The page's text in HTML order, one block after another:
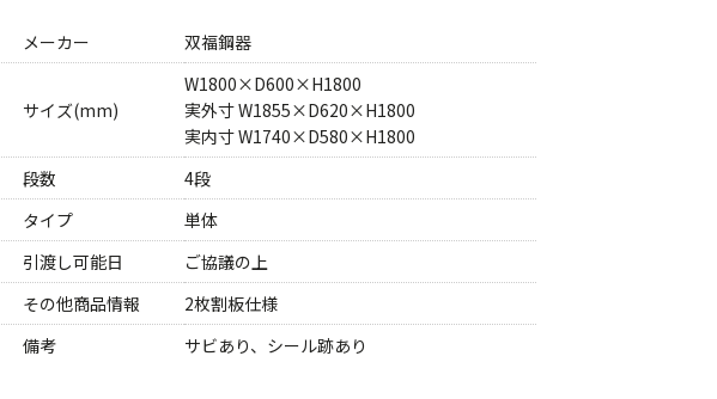
メーカー 双福鋼器
サイズ(mm)
W1800×D600×H1800
実外寸 W1855×D620×H1800
実内寸 W1740×D580×H1800
段数
4段
タイプ
単体
引渡し可能日
ご協議の上
その他商品情報
2枚割板仕様
備考
サビあり、シール跡あり